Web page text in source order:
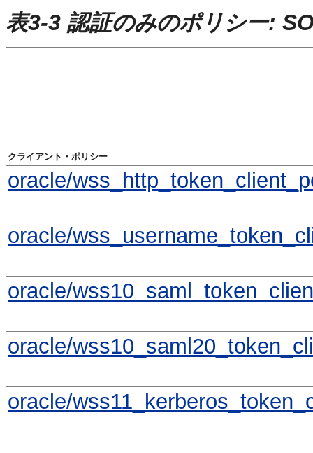
表3-3 認証のみのポリシー:
クライアント・ポリシー
oracle/
oracle/
oracle/
oracle/
oracle/